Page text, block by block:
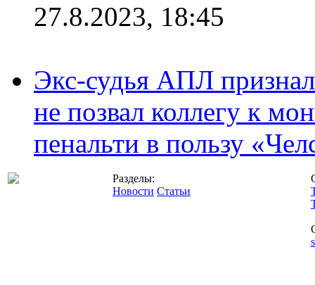
27.8.2023, 18:45
Экс-судья АПЛ
не позвал коллегу к
пенальти в пользу
Разделы:
Новости Статьи